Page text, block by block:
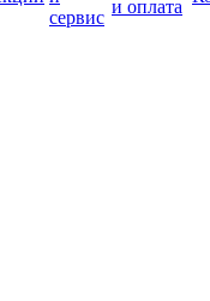
сервис
и оплата